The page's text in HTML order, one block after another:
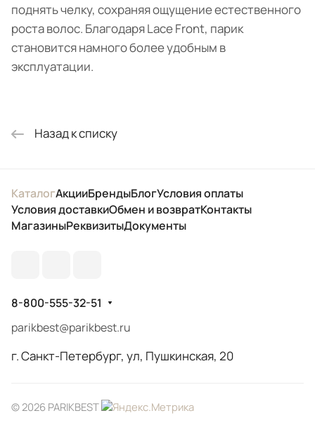
поднять челку, сохраняя ощущение естественного
роста волос. Благодаря Lace Front, парик
становится намного более удобным в
эксплуатации.
Назад к списку
КаталогАкцииБрендыБлогУсловия оплаты
Условия доставкиОбмен и возвратКонтакты
МагазиныРеквизитыДокументы
8-800-555-32-51
parikbest@parikbest.ru
г. Санкт-Петербург, ул, Пушкинская, 20
© 2026 PARIKBEST